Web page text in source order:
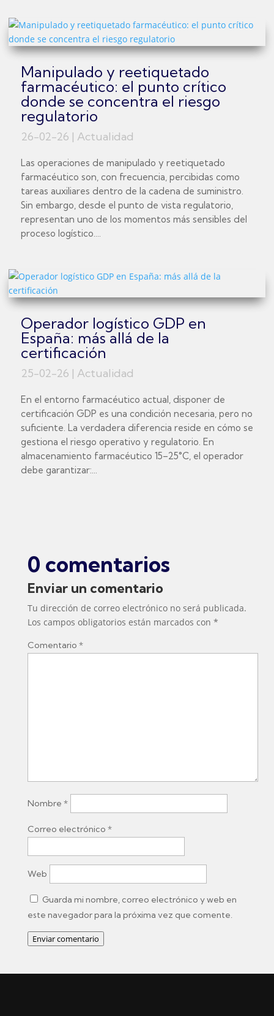
Manipulado y reetiquetado
farmacéutico: el punto crítico
donde se concentra el riesgo
regulatorio
26-02-26 | Actualidad
Las operaciones de manipulado y reetiquetado
farmacéutico son, con frecuencia, percibidas como
tareas auxiliares dentro de la cadena de suministro.
Sin embargo, desde el punto de vista regulatorio,
representan uno de los momentos más sensibles del
proceso logístico....
Operador logístico GDP en
España: más allá de la
certificación
25-02-26 | Actualidad
En el entorno farmacéutico actual, disponer de
certificación GDP es una condición necesaria, pero no
suficiente. La verdadera diferencia reside en cómo se
gestiona el riesgo operativo y regulatorio. En
almacenamiento farmacéutico 15–25°C, el operador
debe garantizar:...
0 comentarios
Enviar un comentario
Tu dirección de correo electrónico no será publicada.
Los campos obligatorios están marcados con *
Comentario *
Nombre *
Correo electrónico *
Web
Guarda mi nombre, correo electrónico y web en
este navegador para la próxima vez que comente.
Enviar comentario